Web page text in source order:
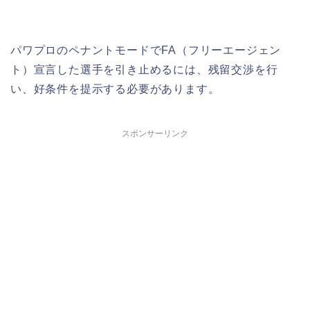
パワプロのペナントモードでFA（フリーエージェン
ト）宣言した選手を引き止めるには、残留交渉を行
い、好条件を提示する必要があります。
スポンサーリンク